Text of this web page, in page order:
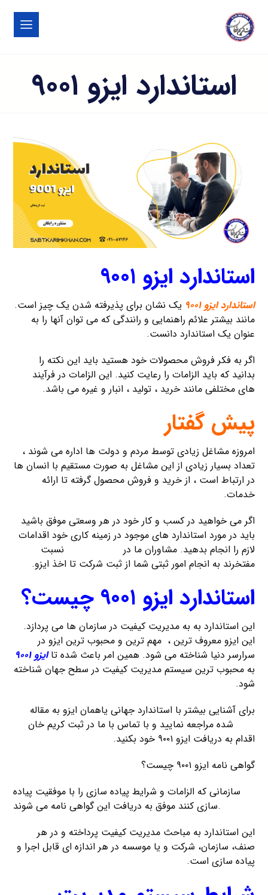
استاندارد ایزو ۹۰۰۱
استاندارد ایزو ۹۰۰۱
استاندارد ایزو ۹۰۰۱
یک نشان برای پذیرفته شدن یک چیز است.
مانند بیشتر علائم راهنمایی و رانندگی که می توان آنها را به
عنوان یک استاندارد دانست.
اگر به فکر فروش محصولات خود هستید باید این نکته را
بدانید که باید الزامات را رعایت کنید. این الزامات در فرآیند
های مختلفی مانند خرید ، تولید ، انبار و غیره می باشد.
پیش گفتار
امروزه مشاغل زیادی توسط مردم و دولت ها اداره می شوند ،
تعداد بسیار زیادی از این مشاغل به صورت مستقیم با انسان ها
در ارتباط است ، از خرید و فروش محصول گرفته تا ارائه
خدمات.
اگر می خواهید در کسب و کار خود در هر وسعتی موفق باشید
باید در مورد استاندارد های موجود در زمینه کاری خود اقدامات
لازم را انجام بدهید. مشاوران ما در
نسبت
مفتخرند به انجام امور ثبتی شما از ثبت شرکت تا اخذ ایزو.
استاندارد ایزو ۹۰۰۱ چیست؟
این استاندارد به به مدیریت کیفیت در سازمان ها می پردازد.
این ایزو معروف ترین ، مهم ترین و محبوب ترین ایزو در
سرارسر دنیا شناخته می شود. همین امر باعث شده تاایزو ۹۰۰۱
به محبوب ترین سیستم مدیریت کیفیت در سطح جهان شناخته
شود.
برای آشنایی بیشتر با استاندارد جهانی یاهمان ایزو به مقاله
شده مراجعه نمایید و با تماس با ما در ثبت کریم خان
اقدام به دریافت ایزو ۹۰۰۱ خود بکنید.
گواهی نامه ایزو ۹۰۰۱ چیست؟
سازمانی که الزامات و شرایط پیاده سازی را با موفقیت پیاده
سازی کنند موفق به دریافت این گواهی نامه می شوند.
این استاندارد به مباحث مدیریت کیفیت پرداخته و در هر
صنف، سازمان، شرکت و یا موسسه در هر اندازه ای قابل اجرا و
پیاده سازی است.